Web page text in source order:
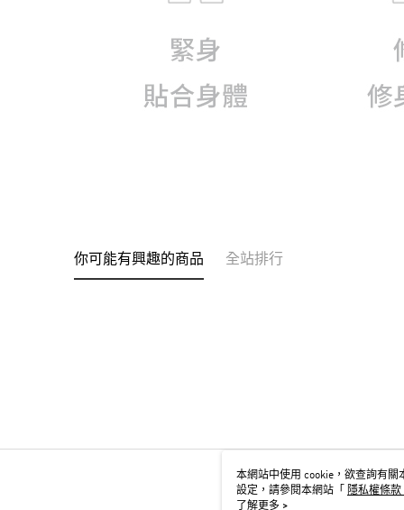
你可能有興趣的商品 全站排行
本網站中使用 cookie，欲查詢有關
設定，請參閱本網站「
隱私權條款
用 cookie。
了解更多 >